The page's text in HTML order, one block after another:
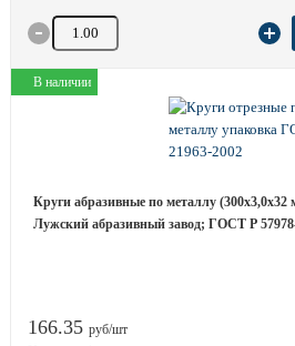
Количество товара
В наличии
Круги абразивные по металлу
Лужский абразивный завод; ГОСТ Р
166.35 руб/шт